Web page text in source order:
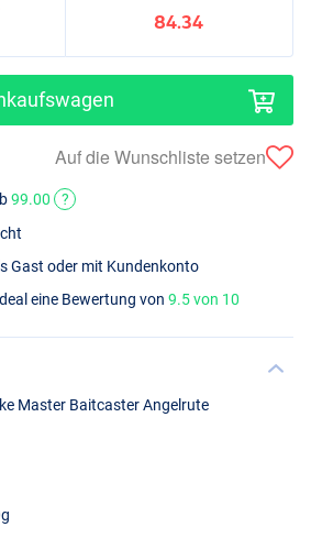
84.34
Auf die Wunschliste setzen
99.00
?
Gast oder mit Kundenkonto
eine Bewertung von9.5 von 10
Master Baitcaster Angelrute